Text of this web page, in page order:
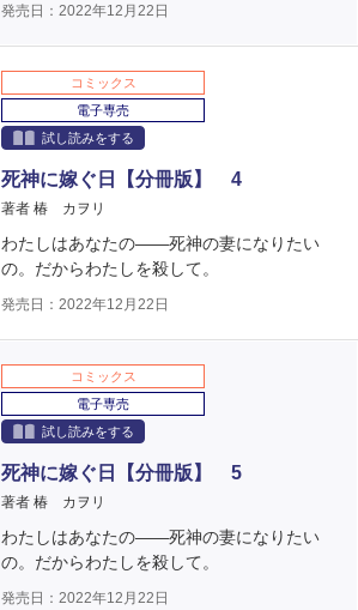
発売日：2022年12月22日
コミックス
電子専売
試し読みをする
死神に嫁ぐ日【分冊版】 4
著者 椿 カヲリ
わたしはあなたの――死神の妻になりたい
の。だからわたしを殺して。
発売日：2022年12月22日
コミックス
電子専売
試し読みをする
死神に嫁ぐ日【分冊版】 5
著者 椿 カヲリ
わたしはあなたの――死神の妻になりたい
の。だからわたしを殺して。
発売日：2022年12月22日